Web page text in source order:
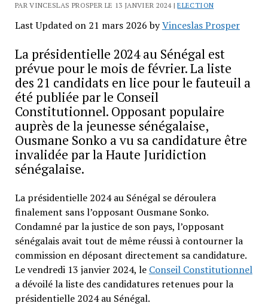
PAR VINCESLAS PROSPER LE 13 JANVIER 2024 |ELECTION
Last Updated on 21 mars 2026 byVinceslas Prosper
La présidentielle 2024 au Sénégal est
prévue pour le mois de février. La liste
des 21 candidats en lice pour le fauteuil a
été publiée par le Conseil
Constitutionnel. Opposant populaire
auprès de la jeunesse sénégalaise,
Ousmane Sonko a vu sa candidature être
invalidée par la Haute Juridiction
sénégalaise.
La présidentielle 2024 au Sénégal se déroulera
finalement sans l’opposant Ousmane Sonko.
Condamné par la justice de son pays, l’opposant
sénégalais avait tout de même réussi à contourner la
commission en déposant directement sa candidature.
Le vendredi 13 janvier 2024, le Conseil Constitutionnel
a dévoilé la liste des candidatures retenues pour la
présidentielle 2024 au Sénégal.